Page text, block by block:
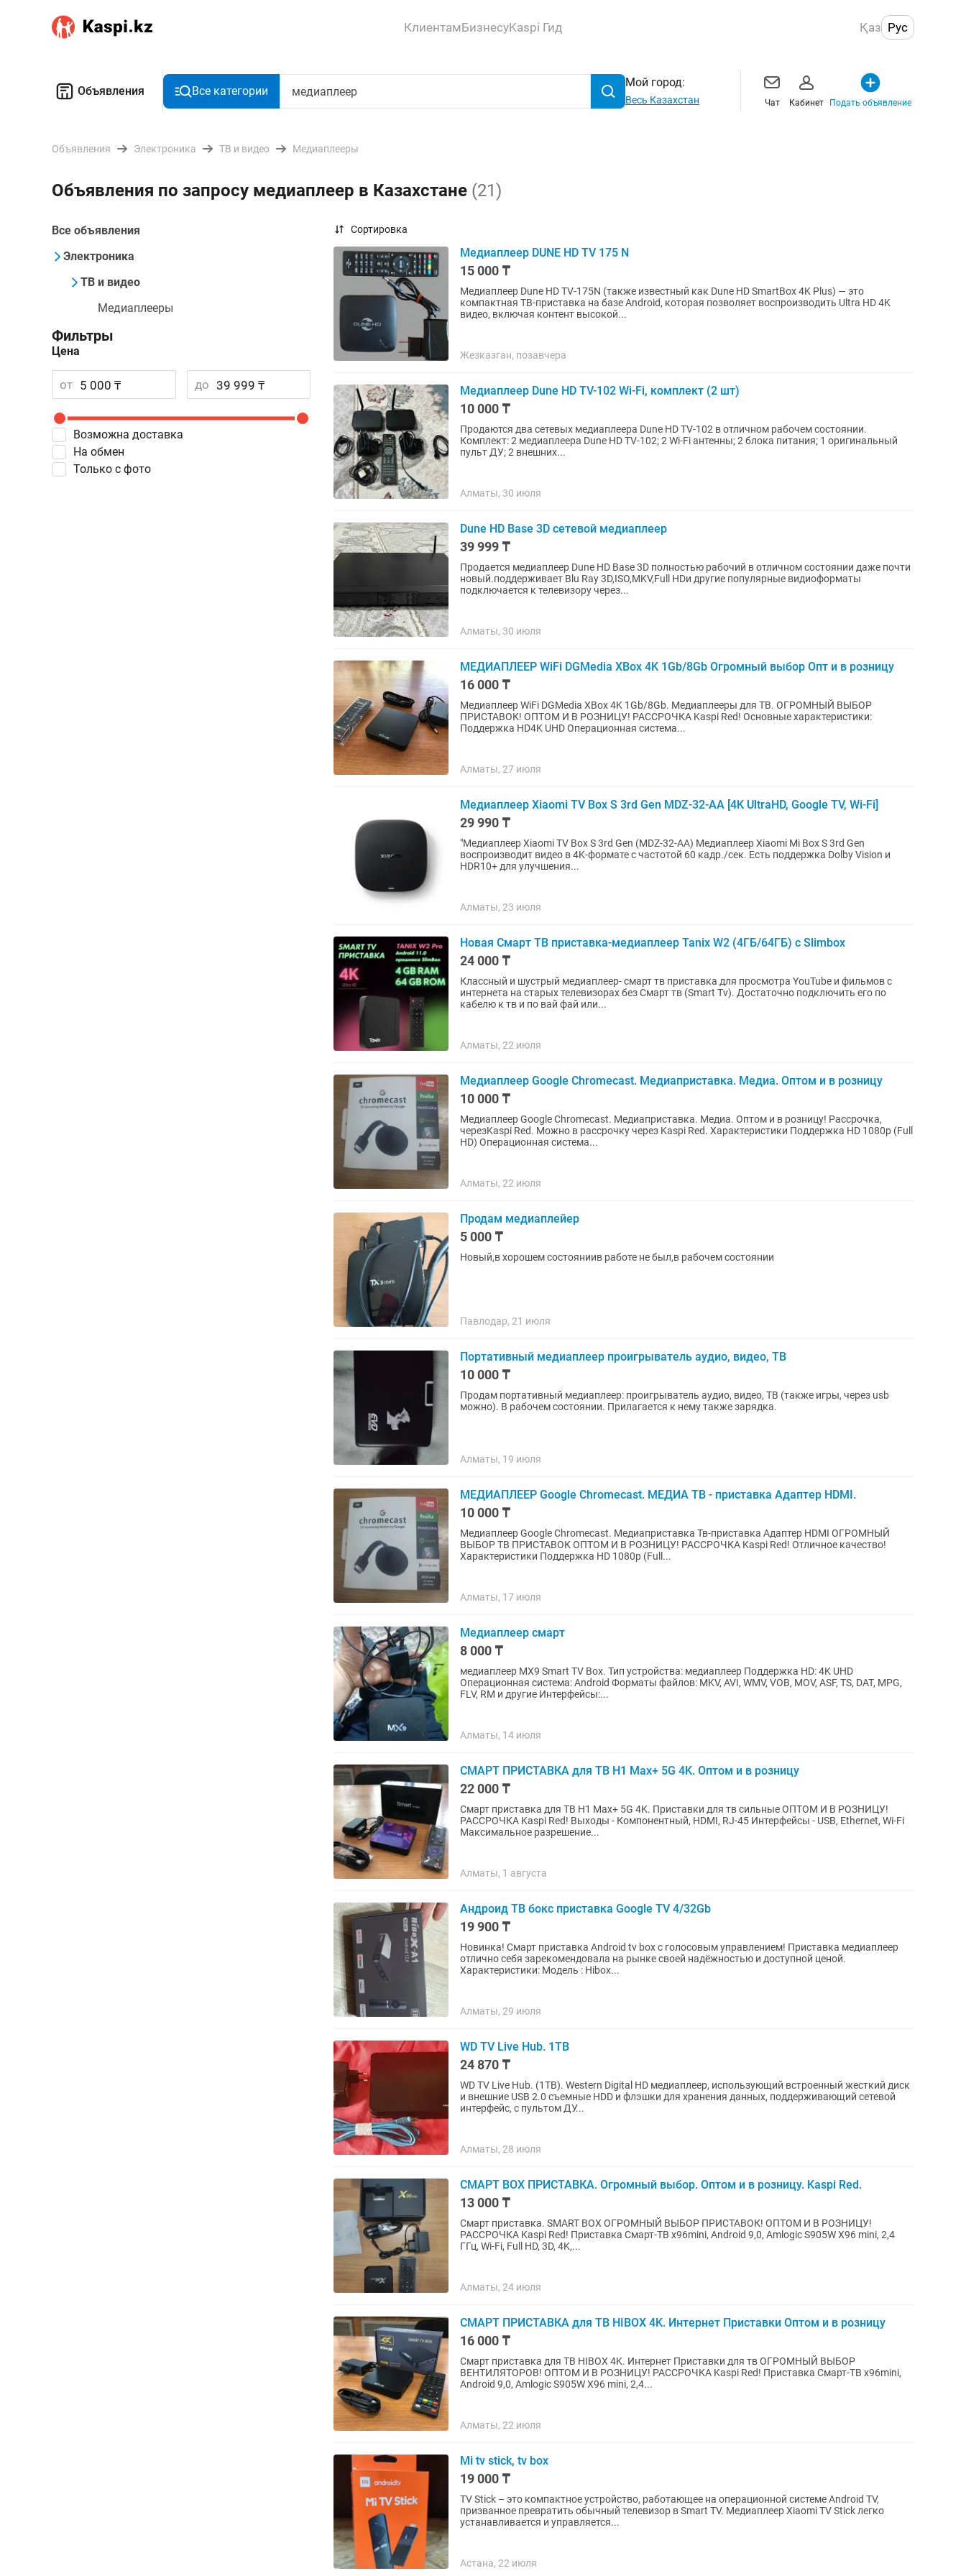
КлиентамБизнесуKaspi Гид Қаз Рус
Объявления Все категории
Мой город:
Весь Казахстан Чат Кабинет Подать объявление
Объявления Электроника ТВ и видео Медиаплееры
Объявления по запросу медиаплеер в Казахстане (21)
Все объявления
Электроника
ТВ и видео
Медиаплееры
Фильтры
Цена
от до
Возможна доставка
На обмен
Только с фото
Сортировка
Медиаплеер DUNE HD TV 175 N
15 000 ₸
Медиаплеер Dune HD TV-175N (также известный как Dune HD SmartBox 4K Plus) — это
компактная ТВ-приставка на базе Android, которая позволяет воспроизводить Ultra HD 4K
видео, включая контент высокой...
Жезказган, позавчера
Медиаплеер Dune HD TV-102 Wi-Fi, комплект (2 шт)
10 000 ₸
Продаются два сетевых медиаплеера Dune HD TV-102 в отличном рабочем состоянии.
Комплект: 2 медиаплеера Dune HD TV-102; 2 Wi-Fi антенны; 2 блока питания; 1 оригинальный
пульт ДУ; 2 внешних...
Алматы, 30 июля
Dune HD Base 3D сетевой медиаплеер
39 999 ₸
Продается медиаплеер Dune HD Base 3D полностью рабочий в отличном состоянии даже почти
новый.поддерживает Blu Ray 3D,ISO,MKV,Full HDи другие популярные видиоформаты
подключается к телевизору через...
Алматы, 30 июля
МЕДИАПЛЕЕР WiFi DGMedia XBox 4K 1Gb/8Gb Огромный выбор Опт и в розницу
16 000 ₸
Медиаплеер WiFi DGMedia XBox 4K 1Gb/8Gb. Медиаплееры для ТВ. ОГРОМНЫЙ ВЫБОР
ПРИСТАВОК! ОПТОМ И В РОЗНИЦУ! РАССРОЧКА Kaspi Red! Основные характеристики:
Поддержка HD4K UHD Операционная система...
Алматы, 27 июля
Медиаплеер Xiaomi TV Box S 3rd Gen MDZ-32-AA [4K UltraHD, Google TV, Wi-Fi]
29 990 ₸
"Медиаплеер Xiaomi TV Box S 3rd Gen (MDZ-32-AA) Медиаплеер Xiaomi Mi Box S 3rd Gen
воспроизводит видео в 4K-формате с частотой 60 кадр./сек. Есть поддержка Dolby Vision и
HDR10+ для улучшения...
Алматы, 23 июля
Новая Смарт ТВ приставка-медиаплеер Tanix W2 (4ГБ/64ГБ) с Slimbox
24 000 ₸
Классный и шустрый медиаплеер- смарт тв приставка для просмотра YouTube и фильмов с
интернета на старых телевизорах без Смарт тв (Smart Tv). Достаточно подключить его по
кабелю к тв и по вай фай или...
Алматы, 22 июля
Медиаплеер Google Chromecast. Медиаприставка. Медиа. Оптом и в розницу
10 000 ₸
Медиаплеер Google Chromecast. Медиаприставка. Медиа. Оптом и в розницу! Рассрочка,
черезKaspi Red. Можно в рассрочку через Kaspi Red. Характеристики Поддержка HD 1080p (Full
HD) Операционная система...
Алматы, 22 июля
Продам медиаплейер
5 000 ₸
Новый,в хорошем состояниив работе не был,в рабочем состоянии
Павлодар, 21 июля
Портативный медиаплеер проигрыватель аудио, видео, ТВ
10 000 ₸
Продам портативный медиаплеер: проигрыватель аудио, видео, ТВ (также игры, через usb
можно). В рабочем состоянии. Прилагается к нему также зарядка.
Алматы, 19 июля
МЕДИАПЛЕЕР Google Chromecast. МЕДИА ТВ - приставка Адаптер HDMI.
10 000 ₸
Медиаплеер Google Chromecast. Медиаприставка Тв-приставка Адаптер HDMI ОГРОМНЫЙ
ВЫБОР ТВ ПРИСТАВОК ОПТОМ И В РОЗНИЦУ! РАССРОЧКА Kaspi Red! Отличное качество!
Характеристики Поддержка HD 1080p (Full...
Алматы, 17 июля
Медиаплеер смарт
8 000 ₸
медиаплеер MX9 Smart TV Box. Тип устройства: медиаплеер Поддержка HD: 4K UHD
Операционная система: Android Форматы файлов: MKV, AVI, WMV, VOB, MOV, ASF, TS, DAT, MPG,
FLV, RM и другие Интерфейсы:...
Алматы, 14 июля
СМАРТ ПРИСТАВКА для ТВ H1 Max+ 5G 4K. Оптом и в розницу
22 000 ₸
Смарт приставка для ТВ H1 Max+ 5G 4K. Приставки для тв сильные ОПТОМ И В РОЗНИЦУ!
РАССРОЧКА Kaspi Red! Выходы - Компонентный, HDMI, RJ-45 Интерфейсы - USB, Ethernet, Wi-Fi
Максимальное разрешение...
Алматы, 1 августа
Андроид ТВ бокс приставка Google TV 4/32Gb
19 900 ₸
Новинка! Смарт приставка Android tv box с голосовым управлением! Приставка медиаплеер
отлично себя зарекомендовала на рынке своей надёжностью и доступной ценой.
Характеристики: Модель : Hibox...
Алматы, 29 июля
WD TV Live Hub. 1TB
24 870 ₸
WD TV Live Hub. (1TB). Western Digital HD медиаплеер, использующий встроенный жесткий диск
и внешние USB 2.0 съемные HDD и флэшки для хранения данных, поддерживающий сетевой
интерфейс, с пультом ДУ...
Алматы, 28 июля
СМАРТ BOX ПРИСТАВКА. Огромный выбор. Оптом и в розницу. Kaspi Red.
13 000 ₸
Смарт приставка. SMART BOX ОГРОМНЫЙ ВЫБОР ПРИСТАВОК! ОПТОМ И В РОЗНИЦУ!
РАССРОЧКА Kaspi Red! Приставка Смарт-ТВ x96mini, Android 9,0, Amlogic S905W X96 mini, 2,4
ГГц, Wi-Fi, Full HD, 3D, 4K,...
Алматы, 24 июля
СМАРТ ПРИСТАВКА для ТВ HIBOX 4K. Интернет Приставки Оптом и в розницу
16 000 ₸
Смарт приставка для ТВ HIBOX 4K. Интернет Приставки для тв ОГРОМНЫЙ ВЫБОР
ВЕНТИЛЯТОРОВ! ОПТОМ И В РОЗНИЦУ! РАССРОЧКА Kaspi Red! Приставка Смарт-ТВ x96mini,
Android 9,0, Amlogic S905W X96 mini, 2,4...
Алматы, 22 июля
Mi tv stick, tv box
19 000 ₸
TV Stick – это компактное устройство, работающее на операционной системе Android TV,
призванное превратить обычный телевизор в Smart TV. Медиаплеер Xiaomi TV Stick легко
устанавливается и управляется...
Астана, 22 июля